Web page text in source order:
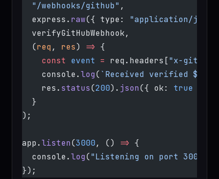
  "/webhooks/github"
,
  express.
raw({ type: "application/json"
  verifyGitHubWebhook,
  (
req, res) => {
    const
event = req.headers["x-github-
    console.
log( `Received verified ${
    res.
status(200). json({ ok: true
  }
);
app.listen(3000, () => {
  console.
log("Listening on port 3000"
});